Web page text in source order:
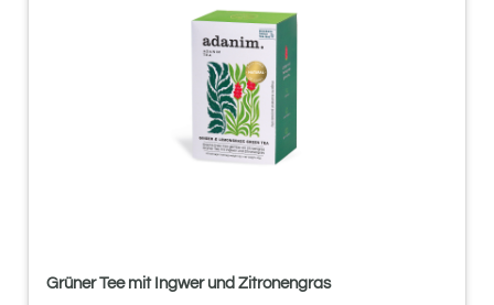
Grüner Tee mit Ingwer und Zitronengras